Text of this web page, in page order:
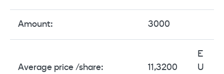
Amount: 3000
Average price /share: 11,3200
E
U